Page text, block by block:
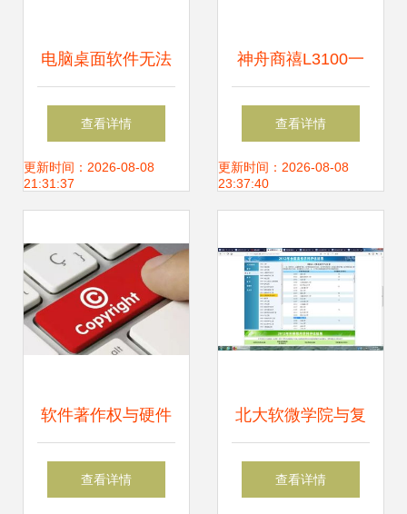
电脑桌面软件无法
启动？从排查安装
到系统修复的全面
查看详情
更新时间：2026-08-08
21:31:37
神舟商禧L3100一
体电脑 高效办公与
实用设计的完美结
查看详情
更新时间：2026-08-08
23:37:40
软件著作权与硬件
研发 从无形代码到
查看详情
北大软微学院与复
旦大学计算机类 硬
查看详情